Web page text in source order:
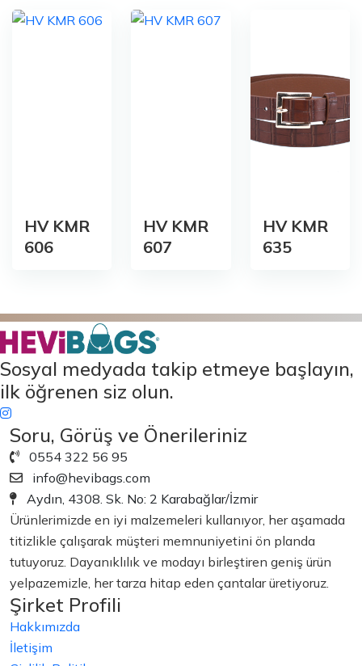
HV KMR
606
HV KMR
607
HV KMR
635
Sosyal medyada takip etmeye başlayın,
ilk öğrenen siz olun.
Soru, Görüş ve Önerileriniz
0554 322 56 95
info@hevibags.com
Aydın, 4308. Sk. No: 2 Karabağlar/İzmir
Ürünlerimizde en iyi malzemeleri kullanıyor, her aşamada
titizlikle çalışarak müşteri memnuniyetini ön planda
tutuyoruz. Dayanıklılık ve modayı birleştiren geniş ürün
yelpazemizle, her tarza hitap eden çantalar üretiyoruz.
Şirket Profili
Hakkımızda
İletişim